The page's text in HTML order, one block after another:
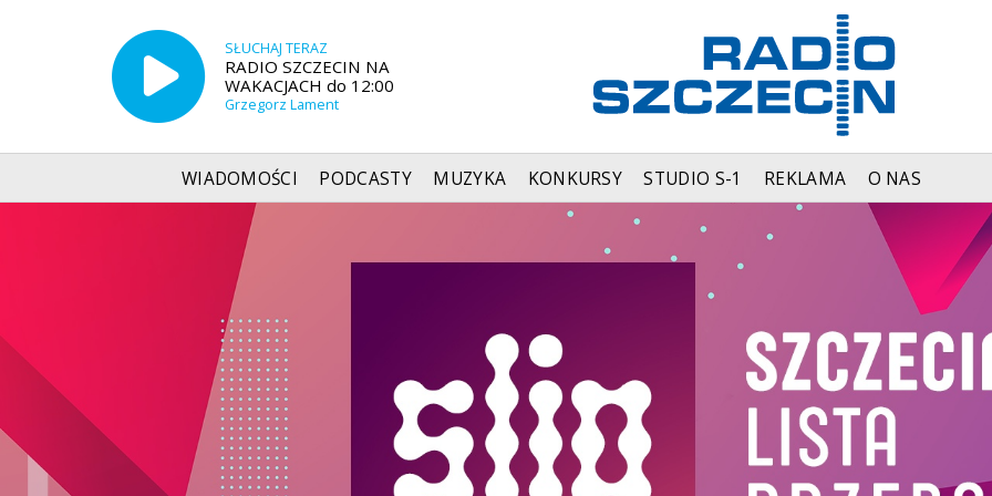
SŁUCHAJ TERAZ
RADIO SZCZECIN NA
WAKACJACH do 12:00
Grzegorz Lament
WIADOMOŚCI PODCASTY MUZYKA KONKURSY STUDIO S-1 REKLAMA O NAS